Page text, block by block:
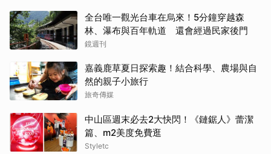
全台唯一觀光台車在烏來！5分鐘穿越森
林、瀑布與百年軌道 還會經過民家後門
鏡週刊
嘉義鹿草夏日探索趣！結合科學、農場與自
然的親子小旅行
旅奇傳媒
中山區週末必去2大快閃！《鏈鋸人》蕾潔
篇、m2美度免費逛
Styletc